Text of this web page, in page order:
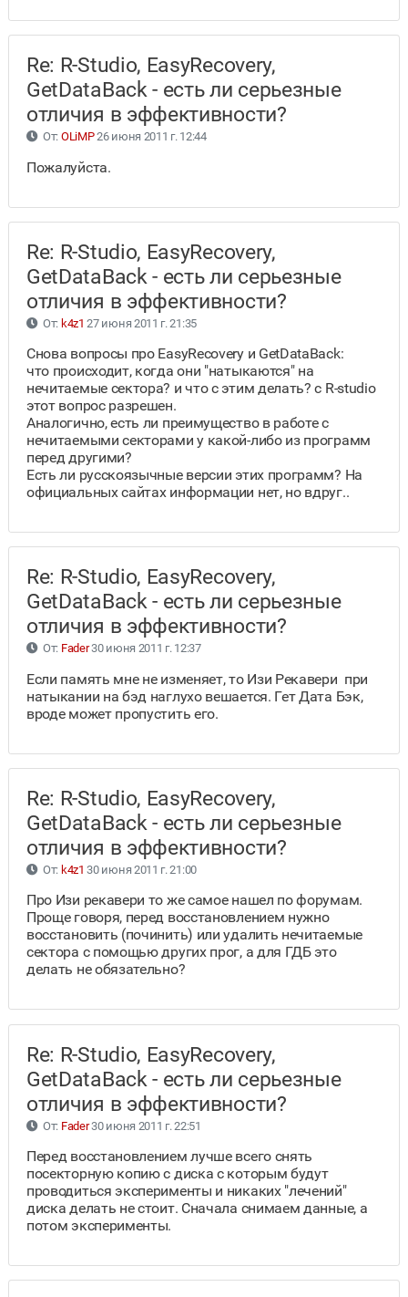
Re: R-Studio, EasyRecovery,
GetDataBack - есть ли серьезные
отличия в эффективности?
От: OLiMP26 июня 2011 г. 12:44
Пожалуйста.
Re: R-Studio, EasyRecovery,
GetDataBack - есть ли серьезные
отличия в эффективности?
От: k4z1 27 июня 2011 г. 21:35
Снова вопросы про EasyRecovery и GetDataBack:
что происходит, когда они "натыкаются" на
нечитаемые сектора? и что с этим делать? с R-studio
этот вопрос разрешен.
Аналогично, есть ли преимущество в работе с
нечитаемыми секторами у какой-либо из программ
перед другими?
Есть ли русскоязычные версии этих программ? На
официальных сайтах информации нет, но вдруг..
Re: R-Studio, EasyRecovery,
GetDataBack - есть ли серьезные
отличия в эффективности?
От: Fader30 июня 2011 г. 12:37
Если память мне не изменяет, то Изи Рекавери при
натыкании на бэд наглухо вешается. Гет Дата Бэк,
вроде может пропустить его.
Re: R-Studio, EasyRecovery,
GetDataBack - есть ли серьезные
отличия в эффективности?
От: k4z1 30 июня 2011 г. 21:00
Про Изи рекавери то же самое нашел по форумам.
Проще говоря, перед восстановлением нужно
восстановить (починить) или удалить нечитаемые
сектора с помощью других прог, а для ГДБ это
делать не обязательно?
Re: R-Studio, EasyRecovery,
GetDataBack - есть ли серьезные
отличия в эффективности?
От: Fader30 июня 2011 г. 22:51
Перед восстановлением лучше всего снять
посекторную копию с диска с которым будут
проводиться эксперименты и никаких "лечений"
диска делать не стоит. Сначала снимаем данные, а
потом эксперименты.